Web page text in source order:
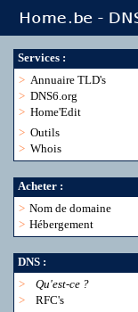
Services :
> Annuaire TLD's
> DNS6.org
> Home'Edit
> Outils
> Whois
Acheter :
> Nom de domaine
> Hébergement
DNS :
>
Qu'est-ce ?
>
RFC's